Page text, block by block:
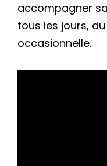
accompagner
tous les jours,
occasionnelle.